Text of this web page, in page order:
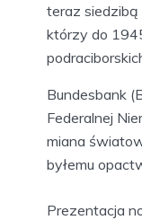
teraz
którzy do
Bundesbank
Federalnej
miana
byłemu
Prezentacja